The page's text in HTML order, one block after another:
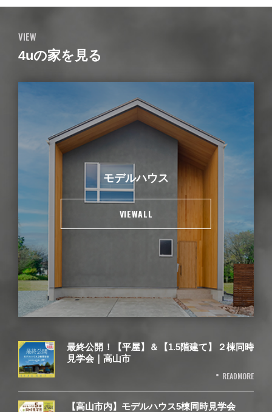
VIEW
4uの家を見る
モデルハウス
VIEWALL
最終公開！【平屋】＆【1.5階建て】２棟同時
見学会｜高山市
READMORE
【高山市内】モデルハウス5棟同時見学会